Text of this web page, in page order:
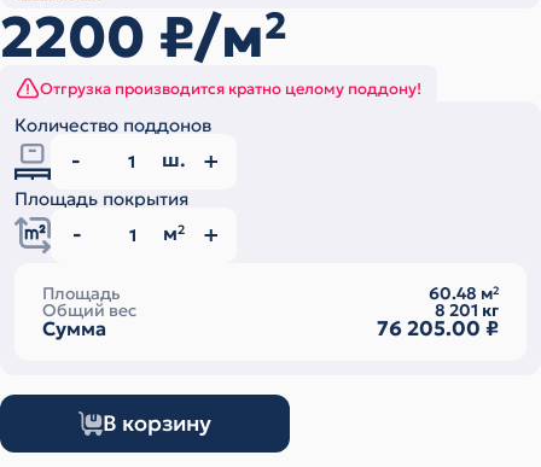
2200 ₽/м2
Отгрузка производится кратно целому поддону!
Количество поддонов
ш.
Площадь покрытия
м2
Площадь 60.48 м2
Общий вес 8 201 кг
Сумма 76 205.00 ₽
В корзину